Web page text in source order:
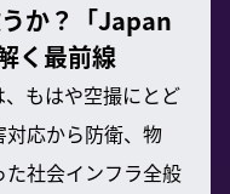
か？「Japan
く最前線
もはや空撮にとど
対応から防衛、物
社会インフラ全般